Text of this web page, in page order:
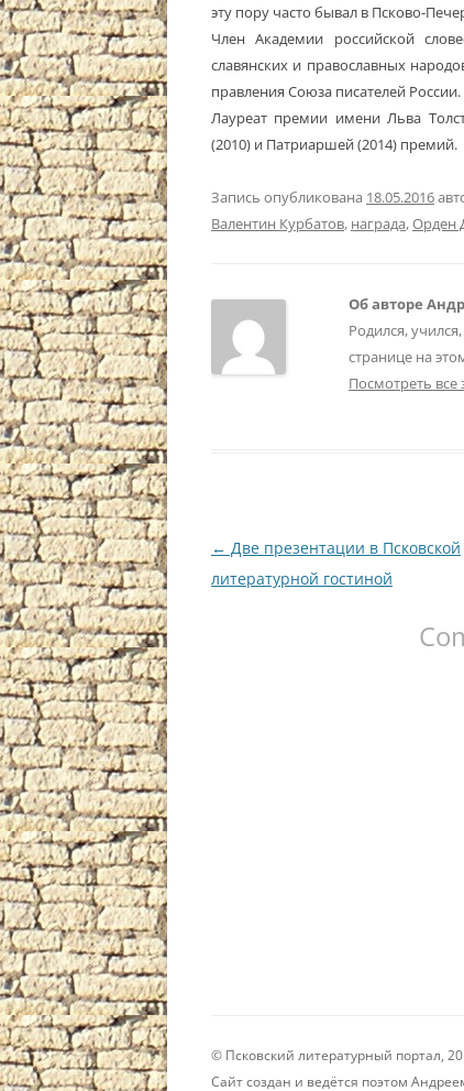
эту пору часто бывал в Псково-
Член Академии российской
славянских и православных
правления Союза писателей
Лауреат премии имени Льва
(2010) и Патриаршей (2014) премий.
Запись опубликована 18.05.2016
Валентин Курбатов, награда,Орден
Об авторе
Родился,
странице на
Посмотреть
Навигация
по
← Две презентации в Псковской
литературной гостиной
© Псковский литературный портал,
Сайт создан и ведётся поэтом